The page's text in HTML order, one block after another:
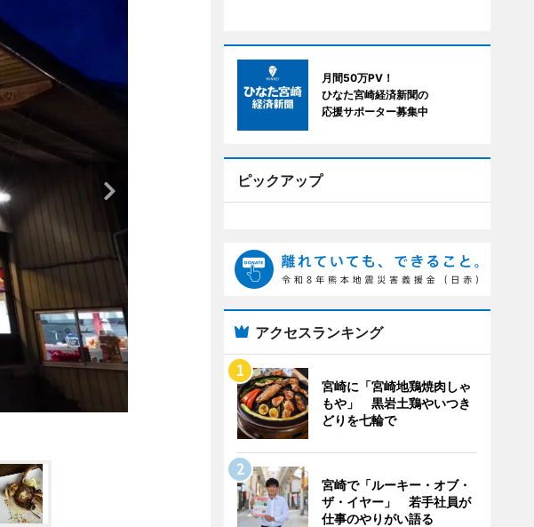
月間50万PV！
ひなた宮崎経済新聞の
応援サポーター募集中
ピックアップ
アクセスランキング
宮崎に「宮崎地鶏焼肉しゃ
もや」 黒岩土鶏やいつき
どりを七輪で
宮崎で「ルーキー・オブ・
ザ・イヤー」 若手社員が
仕事のやりがい語る